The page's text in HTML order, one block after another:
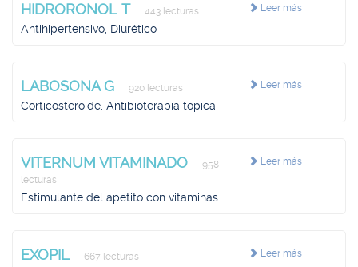
Leer más
HIDRORONOL T 443 lecturas
Antihipertensivo, Diurético
Leer más
LABOSONA G 920 lecturas
Corticosteroide, Antibioterapia tópica
Leer más
VITERNUM VITAMINADO
958
lecturas
Estimulante del apetito con vitaminas
Leer más
EXOPIL 667 lecturas